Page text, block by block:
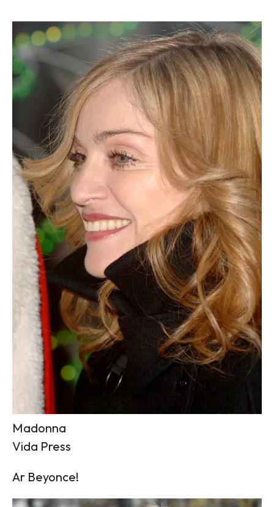
Madonna
Vida Press
Ar Beyonce!